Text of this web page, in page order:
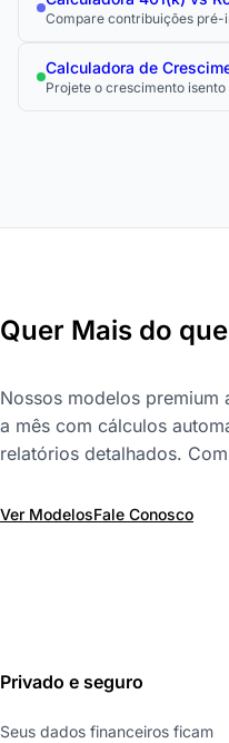
Compare contribuições pré-
Calculadora de
Projete o crescimento
Quer Mais do
Nossos modelos premium
a mês com cálculos
relatórios detalhados.
Ver ModelosFale Conosco
Privado e seguro
Seus dados financeiros ficam